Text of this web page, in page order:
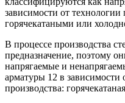
зависимости от
горячекатаными или
В процессе производства
предназначение, поэтому
напрягаемые и
арматуры 12 в зависимости
производства: